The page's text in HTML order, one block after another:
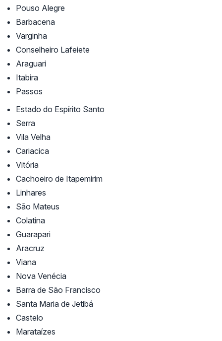
Pouso Alegre
Barbacena
Varginha
Conselheiro Lafeiete
Araguari
Itabira
Passos
Estado do Espírito Santo
Serra
Vila Velha
Cariacica
Vitória
Cachoeiro de Itapemirim
Linhares
São Mateus
Colatina
Guarapari
Aracruz
Viana
Nova Venécia
Barra de São Francisco
Santa Maria de Jetibá
Castelo
Marataízes